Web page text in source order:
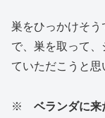
巣をひっかけそ
で、巣を取って
ていただこうと思
※ ベランダに来